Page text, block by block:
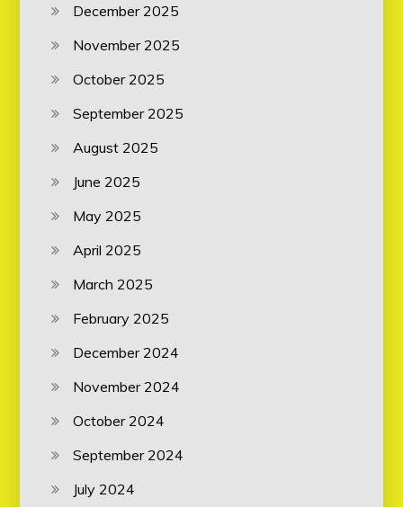
December 2025
November 2025
October 2025
September 2025
August 2025
June 2025
May 2025
April 2025
March 2025
February 2025
December 2024
November 2024
October 2024
September 2024
July 2024